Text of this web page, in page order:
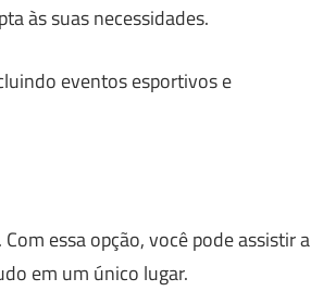
às suas necessidades.
eventos esportivos e
essa opção, você pode assistir a
em um único lugar.